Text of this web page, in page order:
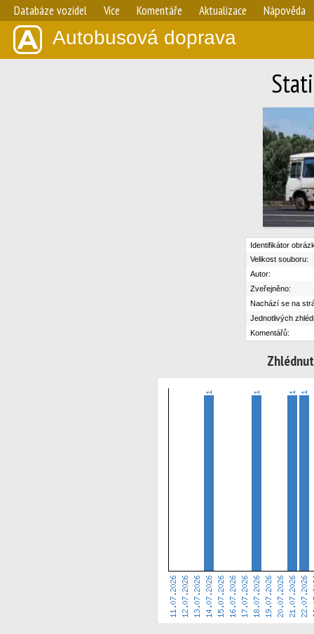
Databáze vozidel Více Komentáře Aktualizace Nápověda
Autobusová doprava
Identifikátor
Velikost souboru:
Autor:
Zveřejněno:
Nachází se na
Jednotlivých
Komentářů: